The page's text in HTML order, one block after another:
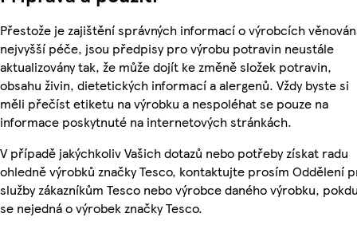
Přestože je zajištění správných informací o výrobcích
nejvyšší péče, jsou předpisy pro výrobu potravin neustále
aktualizovány tak, že může dojít ke změně složek potravin,
obsahu živin, dietetických informací a alergenů. Vždy byste si
měli přečíst etiketu na výrobku a nespoléhat se pouze na
informace poskytnuté na internetových stránkách.
V případě jakýchkoliv Vašich dotazů nebo potřeby získat radu
ohledně výrobků značky Tesco, kontaktujte prosím Oddělení
služby zákazníkům Tesco nebo výrobce daného výrobku,
se nejedná o výrobek značky Tesco.